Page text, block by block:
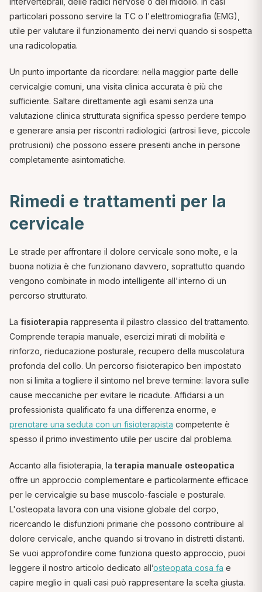
particolari possono servire la TC o l'elettromiografia (EMG),
utile per valutare il funzionamento dei nervi quando si sospetta
una radicolopatia.
Un punto importante da ricordare: nella maggior parte delle
cervicalgie comuni, una visita clinica accurata è più che
sufficiente. Saltare direttamente agli esami senza una
valutazione clinica strutturata significa spesso perdere tempo
e generare ansia per riscontri radiologici (artrosi lieve, piccole
protrusioni) che possono essere presenti anche in persone
completamente asintomatiche.
Rimedi e trattamenti per la
cervicale
Le strade per affrontare il dolore cervicale sono molte, e la
buona notizia è che funzionano davvero, soprattutto quando
vengono combinate in modo intelligente all'interno di un
percorso strutturato.
La fisioterapia rappresenta il pilastro classico del trattamento.
Comprende terapia manuale, esercizi mirati di mobilità e
rinforzo, rieducazione posturale, recupero della muscolatura
profonda del collo. Un percorso fisioterapico ben impostato
non si limita a togliere il sintomo nel breve termine: lavora sulle
cause meccaniche per evitare le ricadute. Affidarsi a un
professionista qualificato fa una differenza enorme, e
prenotare una seduta con un fisioterapista competente è
spesso il primo investimento utile per uscire dal problema.
Accanto alla fisioterapia, la terapia manuale osteopatica
offre un approccio complementare e particolarmente efficace
per le cervicalgie su base muscolo-fasciale e posturale.
L'osteopata lavora con una visione globale del corpo,
ricercando le disfunzioni primarie che possono contribuire al
dolore cervicale, anche quando si trovano in distretti distanti.
Se vuoi approfondire come funziona questo approccio, puoi
leggere il nostro articolo dedicato all’osteopata cosa fa e
capire meglio in quali casi può rappresentare la scelta giusta.